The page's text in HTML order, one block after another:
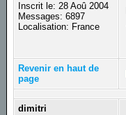
Inscrit le: 28 Aoû 2004
Messages: 6897
Localisation: France
Revenir en haut de
page
dimitri